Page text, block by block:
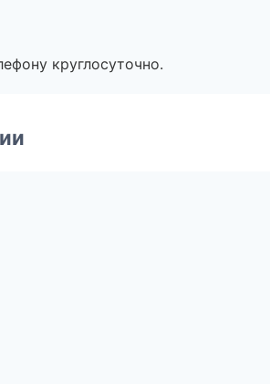
круглосуточно.